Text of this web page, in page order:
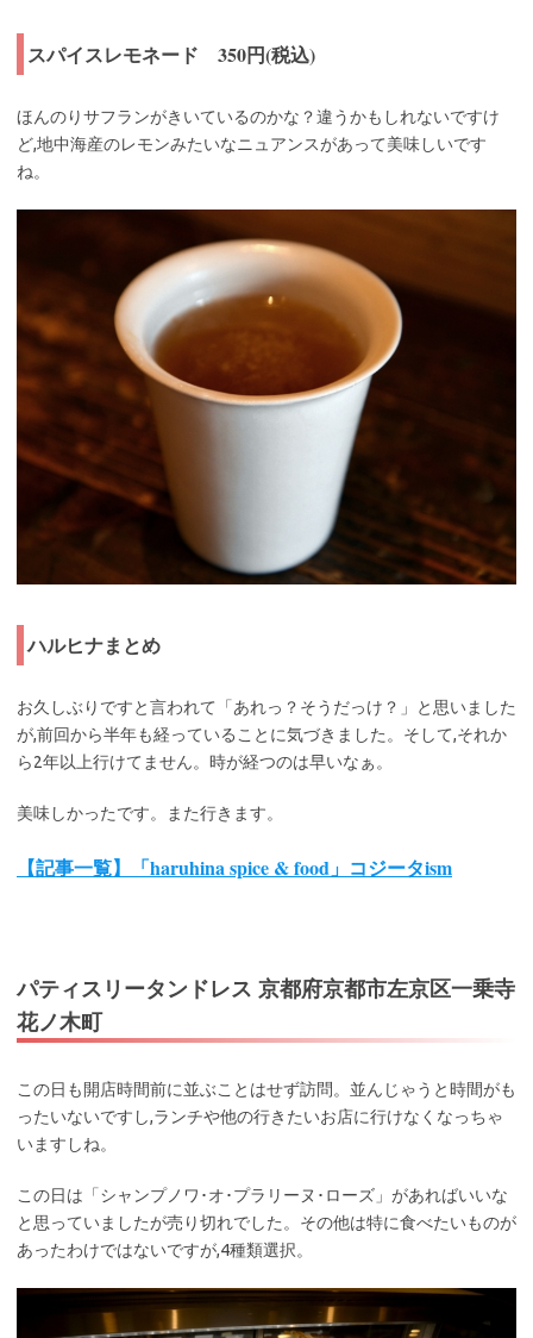
スパイスレモネード 350円(税込)
ほんのりサフランがきいているのかな？違うかもしれないですけ
ど,地中海産のレモンみたいなニュアンスがあって美味しいです
ね。
ハルヒナまとめ
お久しぶりですと言われて「あれっ？そうだっけ？」と思いました
が,前回から半年も経っていることに気づきました。そして,それか
ら2年以上行けてません。時が経つのは早いなぁ。
美味しかったです。また行きます。
【記事一覧】「haruhina spice & food」コジータism
パティスリータンドレス 京都府京都市左京区一乗寺
花ノ木町
この日も開店時間前に並ぶことはせず訪問。並んじゃうと時間がも
ったいないですし,ランチや他の行きたいお店に行けなくなっちゃ
いますしね。
この日は「シャンプノワ･オ･プラリーヌ･ローズ」があればいいな
と思っていましたが売り切れでした。その他は特に食べたいものが
あったわけではないですが,4種類選択。